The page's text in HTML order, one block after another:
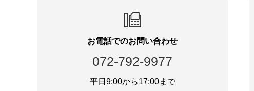
お電話でのお問い合わせ
072-792-9977
平日9:00から17:00まで